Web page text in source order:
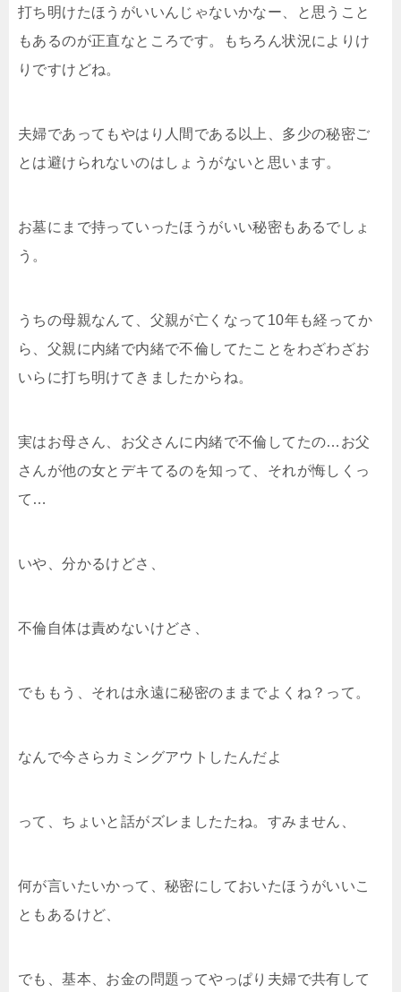
打ち明けたほうがいいんじゃないかなー、と思うこと
もあるのが正直なところです。もちろん状況によりけ
りですけどね。
夫婦であってもやはり人間である以上、多少の秘密ご
とは避けられないのはしょうがないと思います。
お墓にまで持っていったほうがいい秘密もあるでしょ
う。
うちの母親なんて、父親が亡くなって10年も経ってか
ら、父親に内緒で内緒で不倫してたことをわざわざお
いらに打ち明けてきましたからね。
実はお母さん、お父さんに内緒で不倫してたの…お父
さんが他の女とデキてるのを知って、それが悔しくっ
て…
いや、分かるけどさ、
不倫自体は責めないけどさ、
でももう、それは永遠に秘密のままでよくね？って。
なんで今さらカミングアウトしたんだよ
って、ちょいと話がズレましたたね。すみません、
何が言いたいかって、秘密にしておいたほうがいいこ
ともあるけど、
でも、基本、お金の問題ってやっぱり夫婦で共有して